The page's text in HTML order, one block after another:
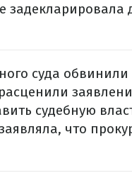
задекларировала
суда
судебную
что